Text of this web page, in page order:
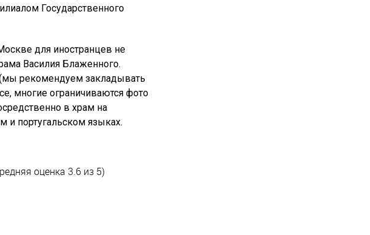
Государственного
для иностранцев не
Василия Блаженного.
рекомендуем закладывать
многие ограничиваются фото
в храм на
и португальском языках.
оценка 3.6 из 5)